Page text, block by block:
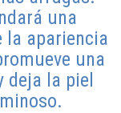
una
la apariencia
una
deja la piel